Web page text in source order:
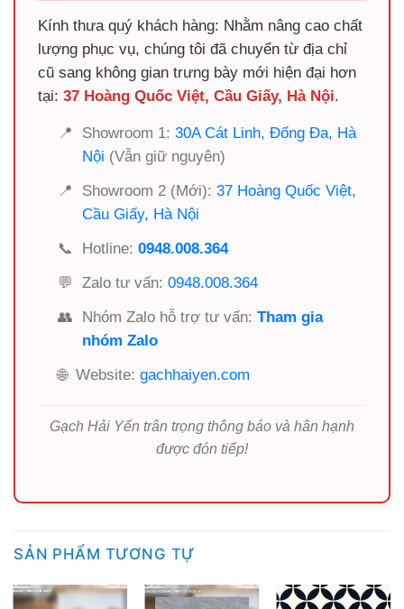
Kính thưa quý khách hàng: Nhằm nâng cao chất
lượng phục vụ, chúng tôi đã chuyển từ địa chỉ
cũ sang không gian trưng bày mới hiện đại hơn
tại: 37 Hoàng Quốc Việt, Cầu Giấy, Hà Nội.
📍 Showroom 1: 30A Cát Linh, Đống Đa, Hà
Nội (Vẫn giữ nguyên)
📍
Showroom 2 (Mới): 37 Hoàng Quốc Việt,
Cầu Giấy, Hà Nội
📞
Hotline: 0948.008.364
💬
Zalo tư vấn: 0948.008.364
👥
Nhóm Zalo hỗ trợ tư vấn: Tham gia
nhóm Zalo
🌐 Website: gachhaiyen.com
Gạch Hải Yến trân trọng thông báo và hân hạnh
được đón tiếp!
SẢN PHẨM TƯƠNG TỰ